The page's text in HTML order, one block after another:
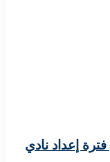
إعداد نادي